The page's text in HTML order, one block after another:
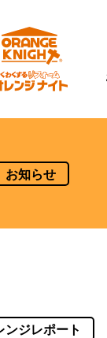
お知らせ
ンジレポート